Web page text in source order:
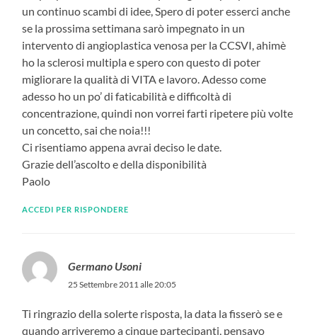
un continuo scambi di idee, Spero di poter esserci anche
se la prossima settimana sarò impegnato in un
intervento di angioplastica venosa per la CCSVI, ahimè
ho la sclerosi multipla e spero con questo di poter
migliorare la qualità di VITA e lavoro. Adesso come
adesso ho un po’ di faticabilità e difficoltà di
concentrazione, quindi non vorrei farti ripetere più volte
un concetto, sai che noia!!!
Ci risentiamo appena avrai deciso le date.
Grazie dell’ascolto e della disponibilità
Paolo
ACCEDI PER RISPONDERE
Germano Usoni
25 Settembre 2011 alle 20:05
Ti ringrazio della solerte risposta, la data la fisserò se e
quando arriveremo a cinque partecipanti, pensavo